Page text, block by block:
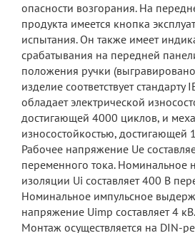
опасности возгорания. На
продукта имеется кнопка
испытания. Он также имеет
срабатывания на передней
положения ручки
изделие соответствует стандарту
обладает электрической
достигающей 4000 циклов, и
износостойкостью, достигающей
Рабочее напряжение Ue
переменного тока. Номинальное
изоляции Ui составляет 400 В
Номинальное импульсное
напряжение Uimp составляет 4
Монтаж осуществляется на DIN-